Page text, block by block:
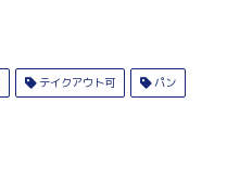
テイクアウト可 パン